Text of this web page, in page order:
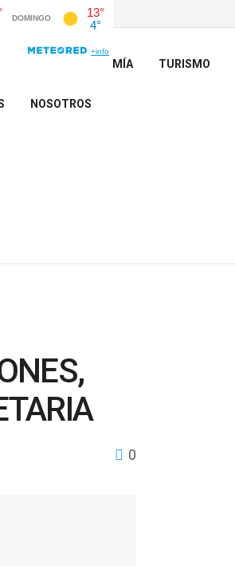
ECONOMÍA TURISMO
NOSOTROS
0